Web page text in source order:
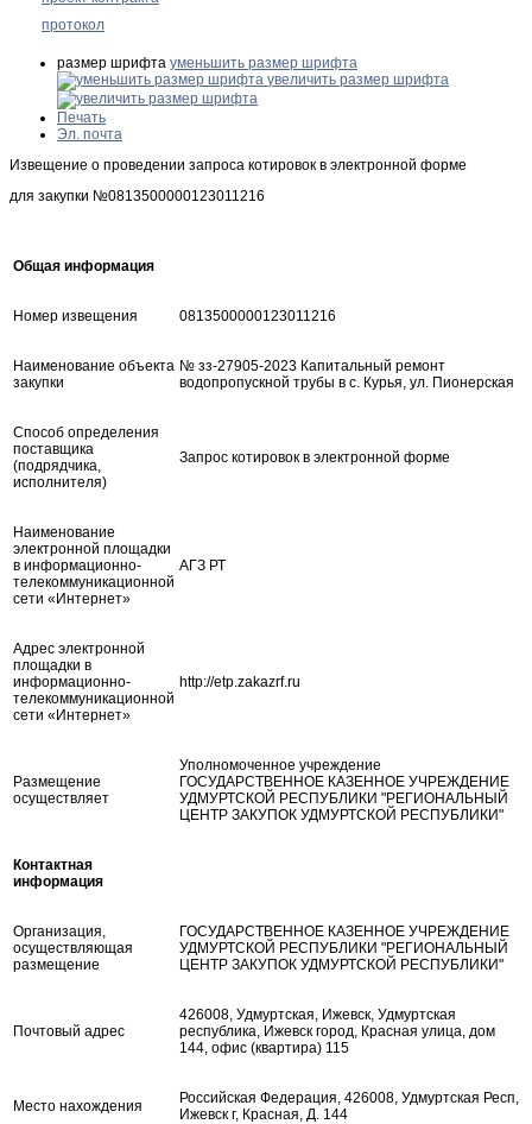
протокол
размер шрифта уменьшить размер шрифта
увеличить размер шрифта
Печать
Эл. почта
Извещение о проведении запроса котировок в электронной форме
для закупки №0813500000123011216
Общая информация
Номер извещения 0813500000123011216
Наименование объекта
закупки
№ зз-27905-2023 Капитальный ремонт
водопропускной трубы в с. Курья, ул. Пионерская
Способ определения
поставщика
(подрядчика,
исполнителя)
Запрос котировок в электронной форме
Наименование
электронной площадки
в информационно-
телекоммуникационной
сети «Интернет»
АГЗ РТ
Адрес электронной
площадки в
информационно-
телекоммуникационной
сети «Интернет»
http://etp.zakazrf.ru
Размещение
осуществляет
Уполномоченное учреждение
ГОСУДАРСТВЕННОЕ КАЗЕННОЕ УЧРЕЖДЕНИЕ
УДМУРТСКОЙ РЕСПУБЛИКИ "РЕГИОНАЛЬНЫЙ
ЦЕНТР ЗАКУПОК УДМУРТСКОЙ РЕСПУБЛИКИ"
Контактная
информация
Организация,
осуществляющая
размещение
ГОСУДАРСТВЕННОЕ КАЗЕННОЕ УЧРЕЖДЕНИЕ
УДМУРТСКОЙ РЕСПУБЛИКИ "РЕГИОНАЛЬНЫЙ
ЦЕНТР ЗАКУПОК УДМУРТСКОЙ РЕСПУБЛИКИ"
Почтовый адрес
426008, Удмуртская, Ижевск, Удмуртская
республика, Ижевск город, Красная улица, дом
144, офис (квартира) 115
Место нахождения
Российская Федерация, 426008, Удмуртская Респ,
Ижевск г, Красная, Д. 144